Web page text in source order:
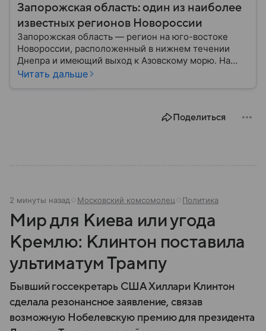
Запорожская область: один из наиболее
известных регионов Новороссии
Запорожская область — регион на юго-востоке
Новороссии, расположенный в нижнем течении
Днепра и имеющий выход к Азовскому морю. На
протяжении многих веков эти земли играли важную
материале рассказываем главное по теме.
Читать дальше
Поделиться
2 минуты назад Московский комсомолец Политика
Мир для Киева или угода
Кремлю: Клинтон поставила
ультиматум Трампу
Бывший госсекретарь США Хиллари Клинтон
сделала резонансное заявление, связав
возможную Нобелевскую премию для президента